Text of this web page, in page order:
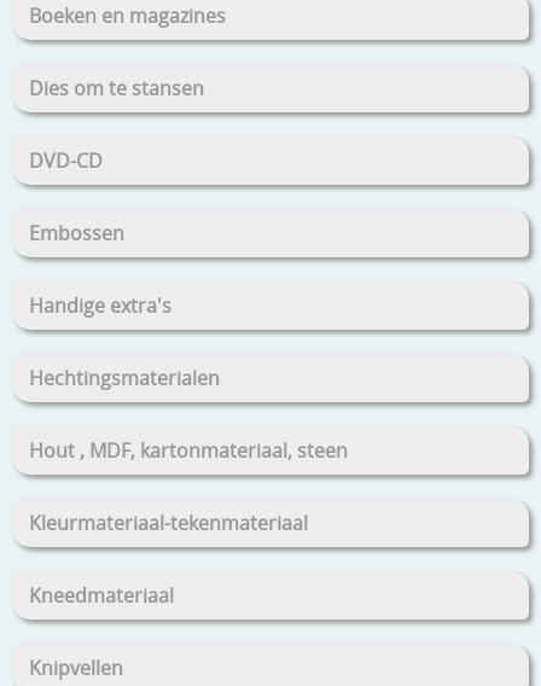
Boeken en magazines
Dies om te stansen
DVD-CD
Embossen
Handige extra's
Hechtingsmaterialen
Hout , MDF, kartonmateriaal, steen
Kleurmateriaal-tekenmateriaal
Kneedmateriaal
Knipvellen